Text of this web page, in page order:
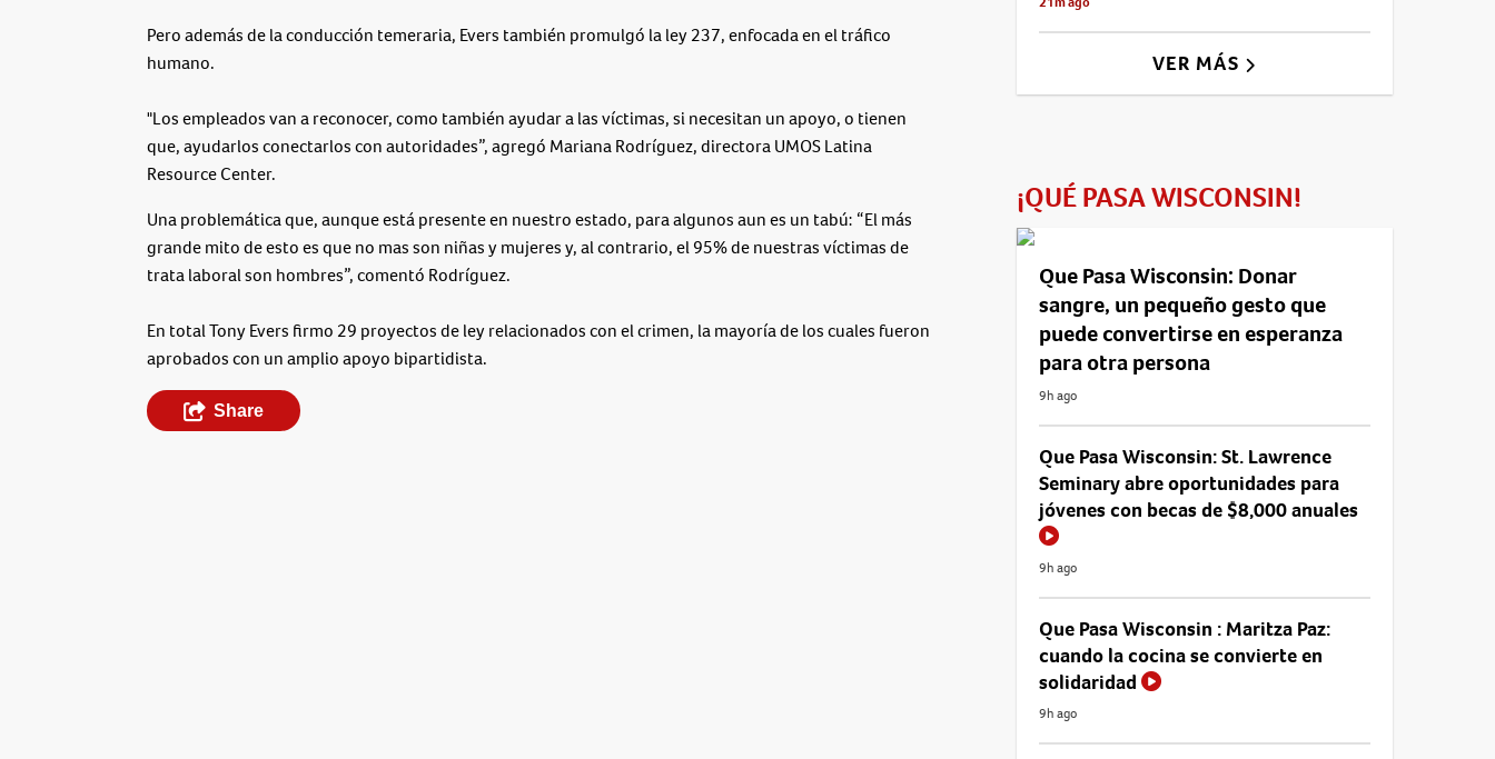
Pero además de la conducción temeraria, Evers también promulgó la ley 237, enfocada en el tráfico
humano.
"Los empleados van a reconocer, como también ayudar a las víctimas, si necesitan un apoyo, o tienen
que, ayudarlos conectarlos con autoridades”, agregó Mariana Rodríguez, directora UMOS Latina
Resource Center.
Una problemática que, aunque está presente en nuestro estado, para algunos aun es un tabú: “El más
grande mito de esto es que no mas son niñas y mujeres y, al contrario, el 95% de nuestras víctimas de
trata laboral son hombres”, comentó Rodríguez.
En total Tony Evers firmo 29 proyectos de ley relacionados con el crimen, la mayoría de los cuales fueron
aprobados con un amplio apoyo bipartidista.
Share
VER MÁS
¡QUÉ PASA WISCONSIN!
Que Pasa Wisconsin: Donar
sangre, un pequeño gesto que
puede convertirse en esperanza
para otra persona
9h ago
Que Pasa Wisconsin: St. Lawrence
Seminary abre oportunidades para
jóvenes con becas de $8,000 anuales
9h ago
Que Pasa Wisconsin : Maritza Paz:
cuando la cocina se convierte en
solidaridad
9h ago